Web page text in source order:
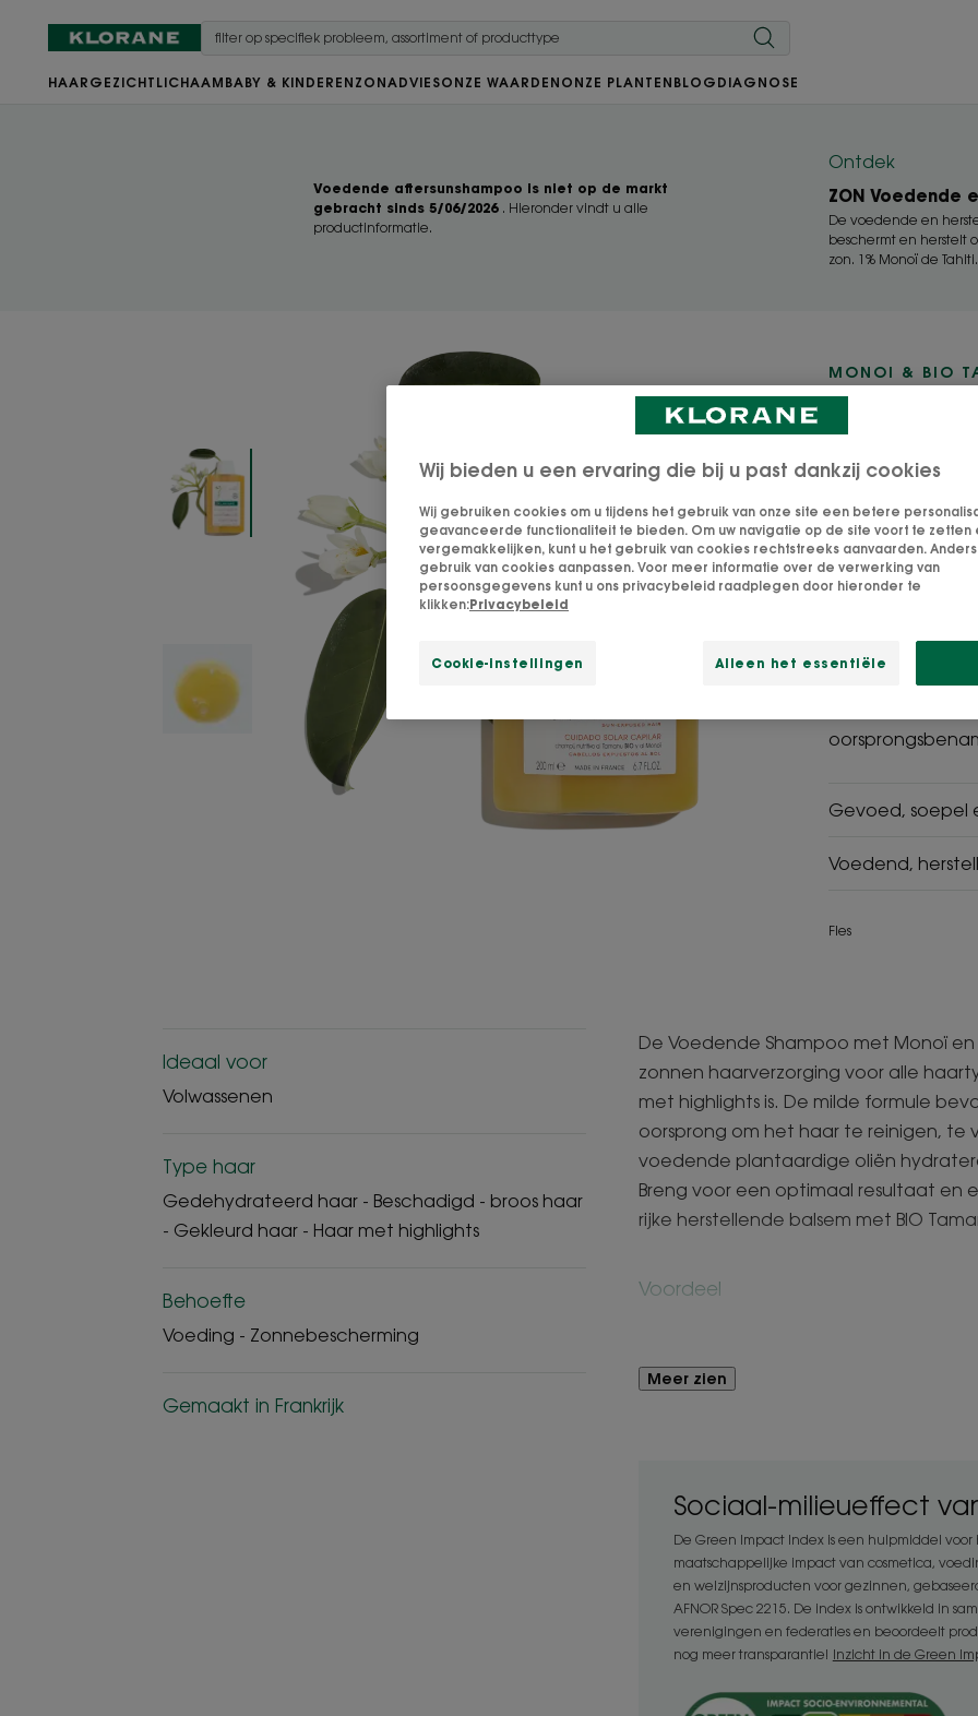
HAAR GEZICHT LICHAAM BABY & KINDEREN ZONADVIESONZE WAARDEN ONZE PLANTEN BLOG DIAGNOSE
Voedende aftersunshampoo is niet op de markt
gebracht sinds 5/06/2026 . Hieronder vindt u alle
productinformatie.
Ontdek
ZON Voedende
De voedende en
beschermt en herstelt
zon. 1% Monoï de
MONOI & BIO
Permanent
Herstelt
De Voedende
beschermt en
beschadigde
1% Monoï de
Gevoed, soepel
Voedend,
Fles
Ideaal voor
Volwassenen
Type haar
Gedehydrateerd haar - Beschadigd - broos haar
- Gekleurd haar - Haar met highlights
Behoefte
Voeding - Zonnebescherming
Gemaakt in Frankrijk
De Voedende Shampoo met Monoï
zonnen haarverzorging voor alle
met highlights is. De milde formule
oorsprong om het haar te reinigen, te
voedende plantaardige oliën
Breng voor een optimaal resultaat en
rijke herstellende balsem met BIO
Voordeel
zachter* en getooid met een sensuele
Zacht: de wasbasis elimineert op
aantasten (filters, uv-licht, zout, zand
oppervlakteactieve bestanddelen
maken.
- Herstellend: de beschermende en
monoï en tamanu compenseren het
brengen de haarvezels weer in balans.
tamanu-olie, zoete amandelolie en
Meer zien
Sociaal-milieueffect
De Green Impact Index is een hulpmiddel
maatschappelijke impact van cosmetica,
en welzijnsproducten voor gezinnen,
AFNOR Spec 2215. De index is ontwikkeld in
verenigingen en federaties en beoordeelt
nog meer transparantie! Inzicht in de Green
Wij bieden u een ervaring die bij u past dankzij cookies
Wij gebruiken cookies om u tijdens het gebruik van onze site een betere
geavanceerde functionaliteit te bieden. Om uw navigatie op de site voort te zetten
vergemakkelijken, kunt u het gebruik van cookies rechtstreeks aanvaarden. Anders
gebruik van cookies aanpassen. Voor meer informatie over de verwerking van
persoonsgegevens kunt u ons privacybeleid raadplegen door hieronder te
klikken:Privacybeleid
Cookie-instellingen Alleen het essentiële